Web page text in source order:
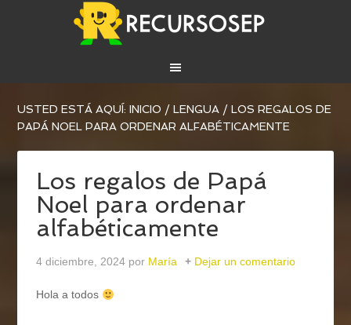
USTED ESTÁ AQUÍ:INICIO / LENGUA / LOS REGALOS DE
PAPÁ NOEL PARA ORDENAR ALFABÉTICAMENTE
Los regalos de Papá
Noel para ordenar
alfabéticamente
4 diciembre, 2024 por María Dejar un comentario
Hola a todos